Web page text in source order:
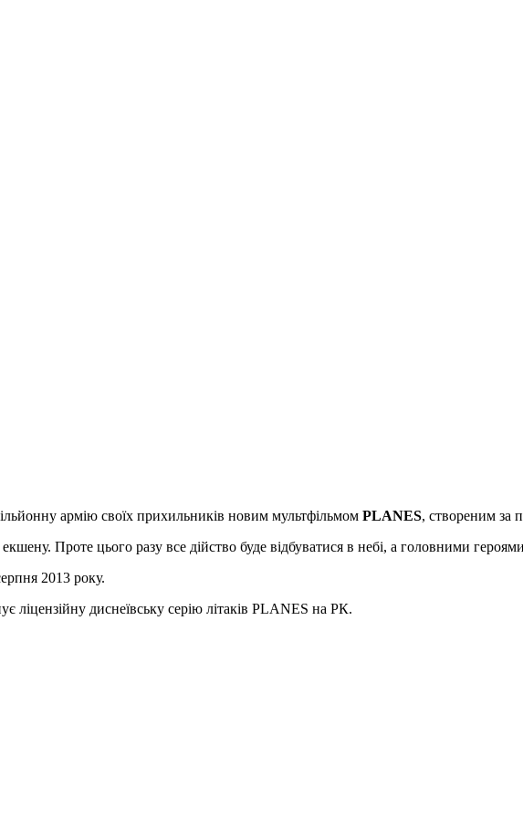
армію своїх прихильників новим мультфільмом PLANES, створеним за
Проте цього разу все дійство буде відбуватися в небі, а головними
2013 року.
ліцензійну диснеївську серію літаків PLANES на РК.